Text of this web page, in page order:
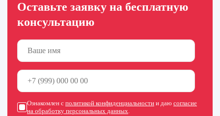
Оставьте заявку на бесплатную
консультацию
Ознакомлен с политикой конфиденциальности и даю согласие
на обработку персональных данных.